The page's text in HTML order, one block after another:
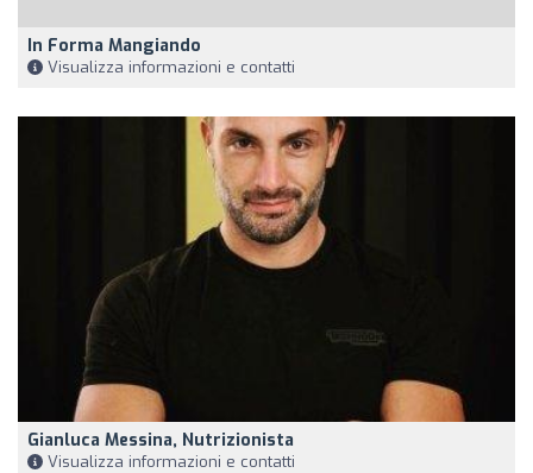
In Forma Mangiando
Visualizza informazioni e contatti
Gianluca Messina, Nutrizionista
Visualizza informazioni e contatti